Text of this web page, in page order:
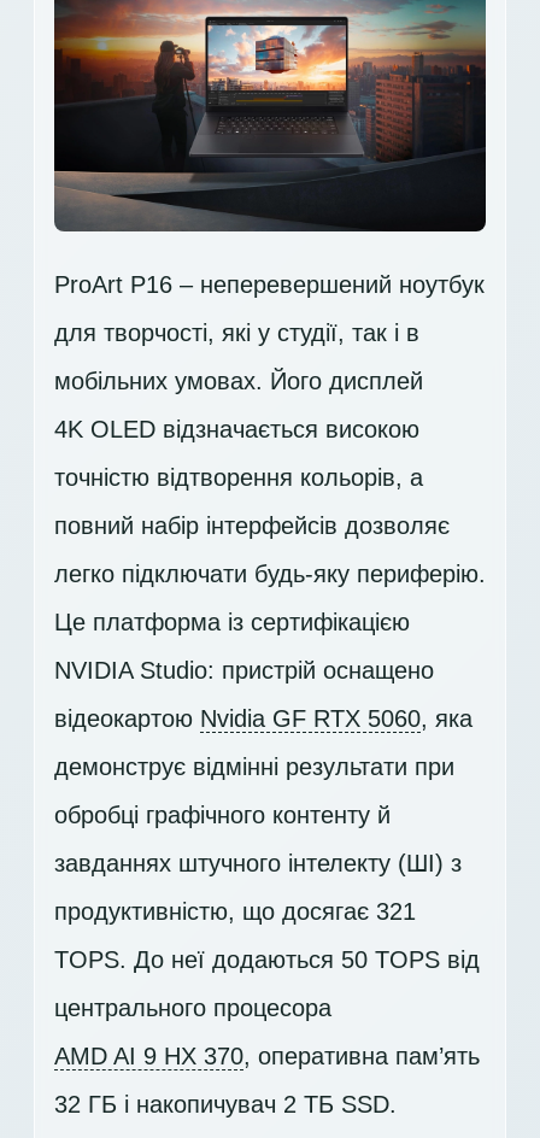
ProArt P16 – неперевершений ноутбук
для творчості, які у студії, так і в
мобільних умовах. Його дисплей
4K OLED відзначається високою
точністю відтворення кольорів, а
повний набір інтерфейсів дозволяє
легко підключати будь-яку периферію.
Це платформа із сертифікацією
NVIDIA Studio: пристрій оснащено
відеокартою Nvidia GF RTX 5060, яка
демонструє відмінні результати при
обробці графічного контенту й
завданнях штучного інтелекту (ШІ) з
продуктивністю, що досягає 321
TOPS. До неї додаються 50 TOPS від
центрального процесора
AMD AI 9 HX 370, оперативна пам’ять
32 ГБ і накопичувач 2 ТБ SSD.